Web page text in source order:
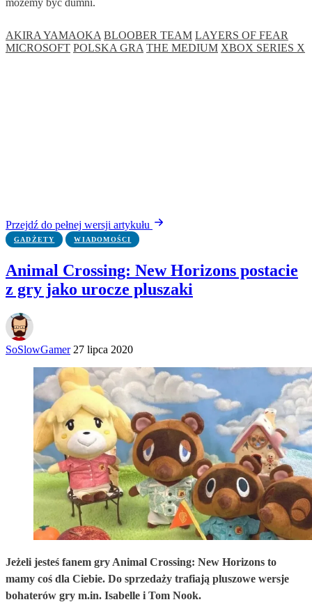
możemy być dumni.
AKIRA YAMAOKA BLOOBER TEAM LAYERS OF FEAR
MICROSOFT POLSKA GRA THE MEDIUM XBOX SERIES X
Przejdź do pełnej wersji artykułu
GADŻETY WIADOMOŚCI
Animal Crossing: New Horizons postacie
z gry jako urocze pluszaki
SoSlowGamer 27 lipca 2020
Jeżeli jesteś fanem gry Animal Crossing: New Horizons to
mamy coś dla Ciebie. Do sprzedaży trafiają pluszowe wersje
bohaterów gry m.in. Isabelle i Tom Nook.